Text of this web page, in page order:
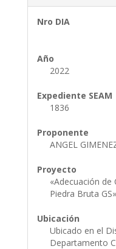
Nro DIA
Año
2022
Expediente SEAM
1836
Proponente
ANGEL
Proyecto
«Adecuación de
Piedra Bruta GS»
Ubicación
Ubicado en el
Departamento